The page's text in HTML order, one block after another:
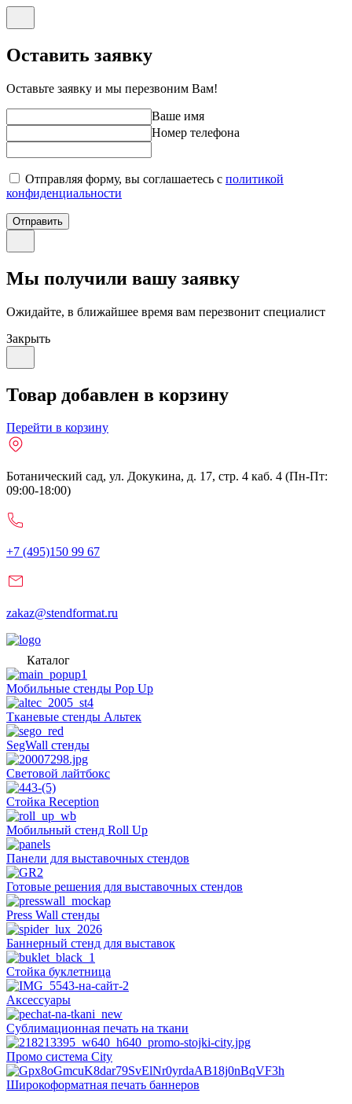
Оставить заявку
Оставьте заявку и мы перезвоним Вам!
Ваше имя
Номер телефона
Отправляя форму, вы соглашаетесь с политикой
конфиденциальности
Отправить
Мы получили вашу заявку
Ожидайте, в ближайшее время вам перезвонит специалист
Закрыть
Товар добавлен в корзину
Перейти в корзину
Ботанический сад, ул. Докукина, д. 17, стр. 4 каб. 4 (Пн-Пт:
09:00-18:00)
+7 (495)150 99 67
zakaz@stendformat.ru
Каталог
Мобильные стенды Pop Up
Тканевые стенды Альтек
SegWall стенды
Световой лайтбокс
Стойка Reception
Мобильный стенд Roll Up
Панели для выставочных стендов
Готовые решения для выставочных стендов
Press Wall стенды
Баннерный стенд для выставок
Стойка буклетница
Аксессуары
Сублимационная печать на ткани
Промо система City
Широкоформатная печать баннеров